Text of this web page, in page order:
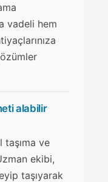
vadeli hem
alabilir
taşıma ve
ekibi,
taşıyarak